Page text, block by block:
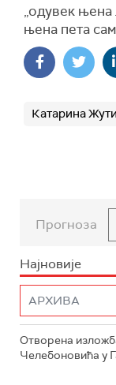
„одувек њена
њена пета
Катарина
Прогноза
Најновије
Отворена
Челебоновића у